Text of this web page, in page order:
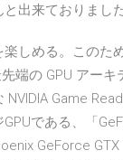
出来ておりまし
しめる。このた
端の GPU アー
Game
である、「
GeForce